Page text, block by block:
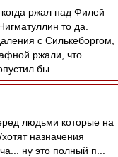
ржал над Филей
то да.
с Силькеборгом,
ржали, что
бы.
людьми которые на
назначения
ну это полный п...